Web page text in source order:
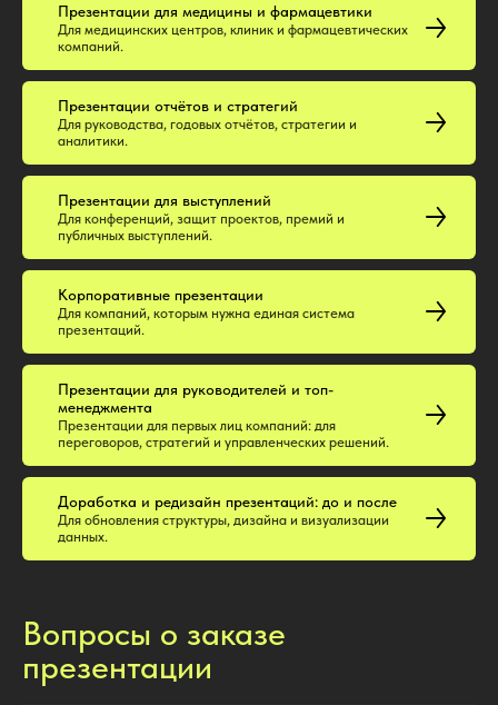
Презентации для медицины и фармацевтики
Для медицинских центров, клиник и фармацевтических
компаний.
Презентации отчётов и стратегий
Для руководства, годовых отчётов, стратегии и
аналитики.
Презентации для выступлений
Для конференций, защит проектов, премий и
публичных выступлений.
Корпоративные презентации
Для компаний, которым нужна единая система
презентаций.
Презентации для руководителей и топ-
менеджмента
Презентации для первых лиц компаний: для
переговоров, стратегий и управленческих решений.
Доработка и редизайн презентаций: до и после
Для обновления структуры, дизайна и визуализации
данных.
Вопросы о заказе
презентации